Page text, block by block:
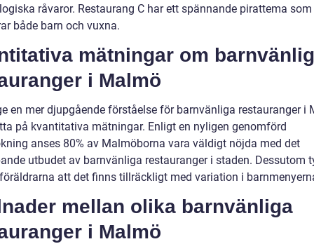
råvaror. Restaurang C har ett spännande pirattema som
både barn och vuxna.
mätningar om
i Malmö
en mer djupgående förståelse för barnvänliga restauranger i
på kvantitativa mätningar. Enligt en nyligen genomförd
anses 80% av Malmöborna vara väldigt nöjda med det
utbudet av barnvänliga restauranger i staden. Dessutom
att det finns tillräckligt med variation i
mellan olika barnvänliga
i Malmö